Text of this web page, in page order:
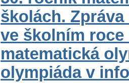
školách.
ve školním roce
matematická
olympiáda v